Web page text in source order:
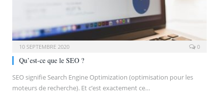
10 SEPTEMBRE 2020 0
Qu’est-ce que le SEO ?
SEO signifie Search Engine Optimization (optimisation pour les
moteurs de recherche). Et c’est exactement ce…